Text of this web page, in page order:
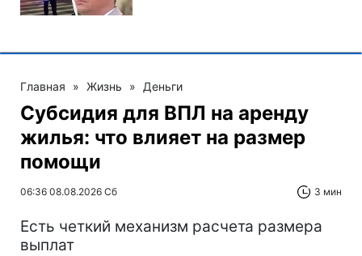
Главная » Жизнь » Деньги
Субсидия для ВПЛ на аренду
жилья: что влияет на размер
помощи
06:36 08.08.2026 Сб 3 мин
Есть четкий механизм расчета размера
выплат